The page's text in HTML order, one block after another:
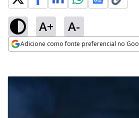
A+ A-
Adicione como fonte preferencial no